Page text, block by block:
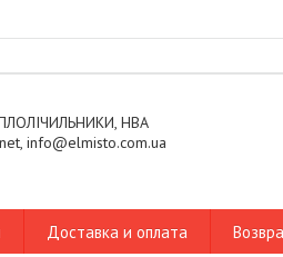
НВА
info@elmisto.com.ua
Доставка и оплата